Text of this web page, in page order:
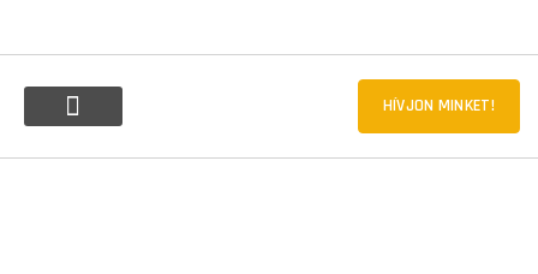
HÍVJON MINKET!
TÉRKÖVEZÉS RÉSZLETRE
Nálunk minden építőiparral kapcsolatos problémájára
megoldást talál, akár most fog bele egy új építkezésbe,